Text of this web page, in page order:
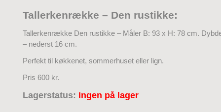
Tallerkenrække – Den rustikke:
Tallerkenrække Den rustikke – Måler B: 93 x H: 78 cm.
– nederst 16 cm.
Perfekt til køkkenet, sommerhuset eller lign.
Pris 600 kr.
Lagerstatus: Ingen på lager